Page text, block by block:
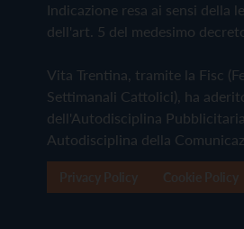
Indicazione resa ai sensi della
dell'art. 5 del medesimo
Vita Trentina, tramite la Fisc
Settimanali Cattolici), ha
dell'Autodisciplina
Autodisciplina della